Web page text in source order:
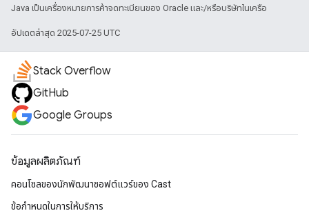
Java เป็นเครื่องหมายการค้าจดทะเบียนของ Oracle และ/หรือบริษัทในเครือ
อัปเดตล่าสุด 2025-07-25 UTC
Stack Overflow
GitHub
Google Groups
ข้อมูลผลิตภัณฑ์
คอนโซลของนักพัฒนาซอฟต์แวร์ของ Cast
ข้อกำหนดในการให้บริการ